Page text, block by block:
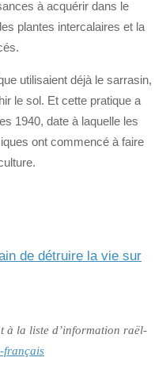
à acquérir dans le
plantes intercalaires et la
utilisaient déjà le sarrasin,
le sol. Et cette pratique a
1940, date à laquelle les
ont commencé à faire
de détruire la vie sur
à la liste d’information raël-
français